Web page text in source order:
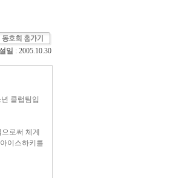
일 : 2005.10.30
클럽팀입
로써 체계
이스하키를